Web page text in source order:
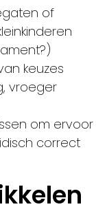
of
keuzes
vroeger
om ervoor
correct